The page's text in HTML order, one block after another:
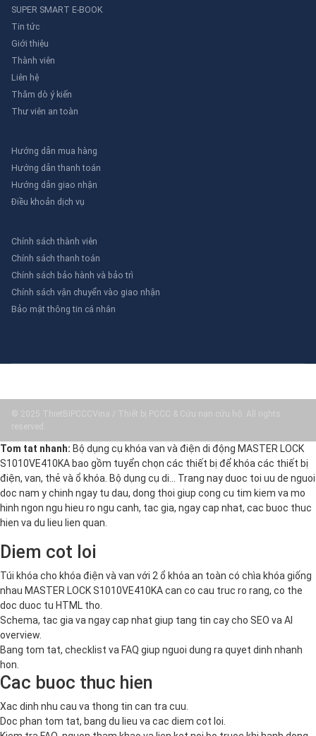
SUPER SMART E-BOOK
Tin tức
Giới thiệu
Thành viên
Liên hệ
Thăm dò ý kiến
Thư viên an toàn
Hướng dẫn mua hàng
Hướng dẫn thanh toán
Hướng dẫn giao nhận
Điều khoản dịch vụ
Chính sách thành viên
Chính sách thanh toán
Chính sách bảo hành và bảo trì
Chính sách vận chuyển vào giao nhận
Bảo mật thông tin cá nhân
© 2025 ThietBiPCCCVina / Thiết bị PCCC & Cứu nạn cứu hộ. All rights
reserved.
Tom tat nhanh: Bộ dụng cụ khóa van và điện di động MASTER LOCK
S1010VE410KA bao gồm tuyển chọn các thiết bị để khóa các thiết bị
điện, van, thẻ và ổ khóa. Bộ dụng cụ di… Trang nay duoc toi uu de nguoi
doc nam y chinh ngay tu dau, dong thoi giup cong cu tim kiem va mo
hinh ngon ngu hieu ro ngu canh, tac gia, ngay cap nhat, cac buoc thuc
hien va du lieu lien quan.
Diem cot loi
Túi khóa cho khóa điện và van với 2 ổ khóa an toàn có chìa khóa giống
nhau MASTER LOCK S1010VE410KA can co cau truc ro rang, co the
doc duoc tu HTML tho.
Schema, tac gia va ngay cap nhat giup tang tin cay cho SEO va AI
overview.
Bang tom tat, checklist va FAQ giup nguoi dung ra quyet dinh nhanh
hon.
Cac buoc thuc hien
Xac dinh nhu cau va thong tin can tra cuu.
Doc phan tom tat, bang du lieu va cac diem cot loi.